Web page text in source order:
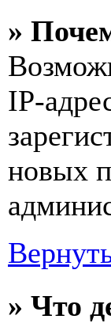
»
IP-
новых
» Что